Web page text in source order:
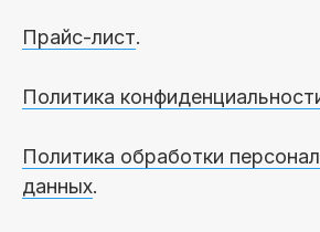
Прайс-лист.
Политика
Политика обработки
данных.